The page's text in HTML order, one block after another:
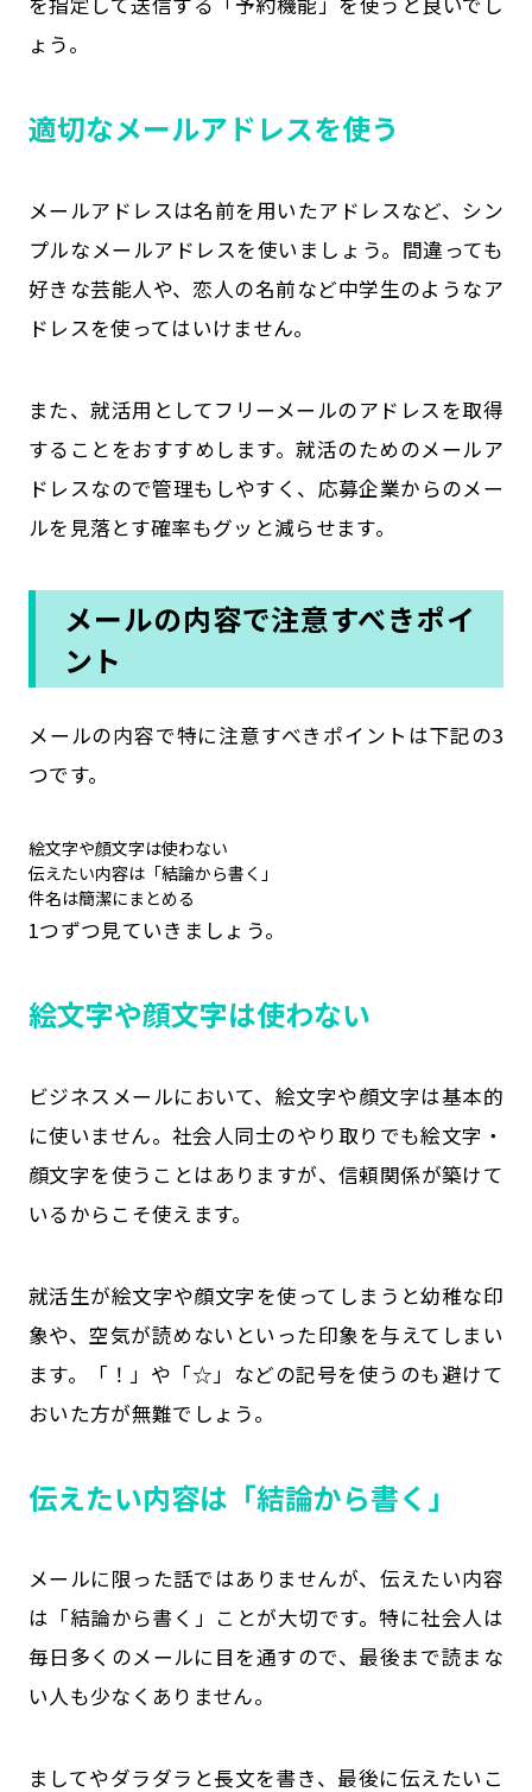
ょう。
適切なメールアドレスを使う
メールアドレスは名前を用いたアドレスなど、シン
プルなメールアドレスを使いましょう。間違っても
好きな芸能人や、恋人の名前など中学生のようなア
ドレスを使ってはいけません。
また、就活用としてフリーメールのアドレスを取得
することをおすすめします。就活のためのメールア
ドレスなので管理もしやすく、応募企業からのメー
ルを見落とす確率もグッと減らせます。
メールの内容で注意すべきポイ
ント
メールの内容で特に注意すべきポイントは下記の3
つです。
絵文字や顔文字は使わない
伝えたい内容は「結論から書く」
件名は簡潔にまとめる
1つずつ見ていきましょう。
絵文字や顔文字は使わない
ビジネスメールにおいて、絵文字や顔文字は基本的
に使いません。社会人同士のやり取りでも絵文字・
顔文字を使うことはありますが、信頼関係が築けて
いるからこそ使えます。
就活生が絵文字や顔文字を使ってしまうと幼稚な印
象や、空気が読めないといった印象を与えてしまい
ます。「！」や「☆」などの記号を使うのも避けて
おいた方が無難でしょう。
伝えたい内容は「結論から書く」
メールに限った話ではありませんが、伝えたい内容
は「結論から書く」ことが大切です。特に社会人は
毎日多くのメールに目を通すので、最後まで読まな
い人も少なくありません。
ましてやダラダラと長文を書き、最後に伝えたいこ